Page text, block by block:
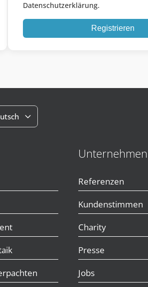
Datenschutzerklärung.
Registrieren
Unternehmen
Referenzen
Kundenstimmen
Charity
Presse
Jobs